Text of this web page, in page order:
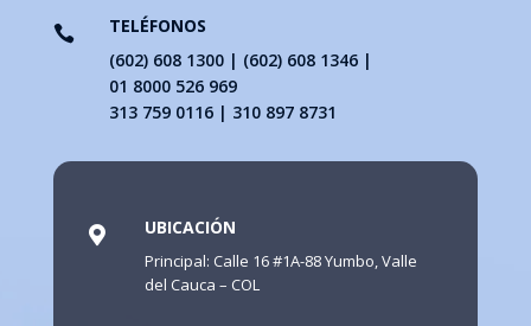

TELÉFONOS
(602) 608 1300 | (602) 608 1346 |
01 8000 526 969
313 759 0116 | 310 897 8731
 UBICACIÓN
Principal: Calle 16 #1A-88 Yumbo, Valle
del Cauca – COL